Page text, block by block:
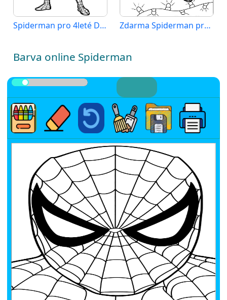
Spiderman pro 4leté Děti Zdarma Spiderman pro Malé Děti
Barva online Spiderman